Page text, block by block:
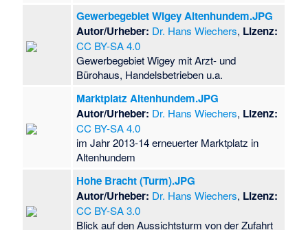
Gewerbegebiet Wigey Altenhundem.JPG
Autor/Urheber: Dr. Hans Wiechers, Lizenz:
CC BY-SA 4.0
Gewerbegebiet Wigey mit Arzt- und
Bürohaus, Handelsbetrieben u.a.
Marktplatz Altenhundem.JPG
Autor/Urheber: Dr. Hans Wiechers, Lizenz:
CC BY-SA 4.0
im Jahr 2013-14 erneuerter Marktplatz in
Altenhundem
Hohe Bracht (Turm).JPG
Autor/Urheber: Dr. Hans Wiechers, Lizenz:
CC BY-SA 3.0
Blick auf den Aussichtsturm von der Zufahrt